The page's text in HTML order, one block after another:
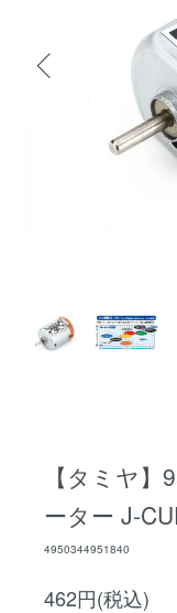
【タミヤ
ーター J-
4950344951840
462円(税込)